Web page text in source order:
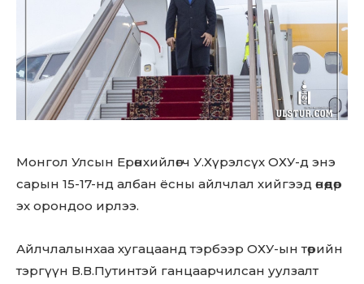
Монгол Улсын Ерөнхийлөгч У.Хүрэлсүх ОХУ-д энэ
сарын 15-17-нд албан ёсны айлчлал хийгээд өнөөдөр
эх орондоо ирлээ.
Айлчлалынхаа хугацаанд тэрбээр ОХУ-ын төрийн
тэргүүн В.В.Путинтэй ганцаарчилсан уулзалт